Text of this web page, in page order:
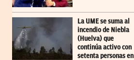
La UME se suma al
incendio de Niebla
(Huelva) que
continúa activo con
setenta personas en